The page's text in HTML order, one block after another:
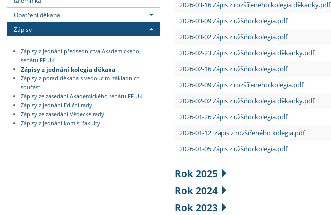
Opatření děkana
Zápisy
Zápisy z jednání předsednictva Akademického
senátu FF UK
Zápisy z jednání kolegia děkana
Zápisy z porad děkana s vedoucími základních
součástí
Zápisy ze zasedání Akademického senátu FF UK
Zápisy z jednání Ediční rady
Zápisy ze zasedání Vědecké rady
Zápisy z jednání komisí fakulty
2026-03-16 Zápis z rozšířeného kolegia děkanky.pdf
2026-03-09 Zápis z užšího kolegia.pdf
2026-03-02 Zápis z užšího kolegia.pdf
2026-02-23 Zápis z užšího kolegia děkanky.pdf
2026-02-16 Zápis z užšího kolegia.pdf
2026-02-09 Zápis z rozšířeného kolegia.pdf
2026-02-02 Zápis z užšího kolegia děkanky.pdf
2026-01-26 Zápis z užšího kolegia.pdf
2026-01-12 Zápis z rozšířeného kolegia.pdf
2026-01-05 Zápis z užšího kolegia.pdf
Rok 2025
Rok 2024
Rok 2023